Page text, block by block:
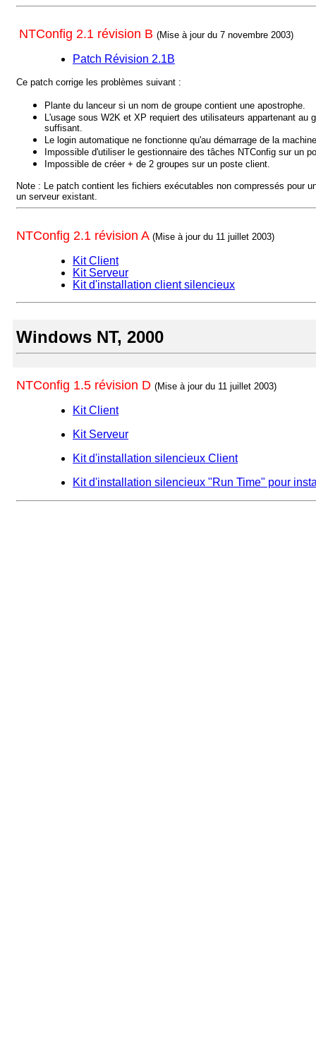
NTConfig 2.1 révision B (Mise à jour du 7 novembre 2003)
Patch Révision 2.1B
Ce patch corrige les problèmes suivant :
Plante du lanceur si un nom de groupe contient une apostrophe.
L'usage sous W2K et XP requiert des utilisateurs appartenant
suffisant.
Le login automatique ne fonctionne qu'au démarrage de la
Impossible d'utiliser le gestionnaire des tâches NTConfig sur un
Impossible de créer + de 2 groupes sur un poste client.
Note : Le patch contient les fichiers exécutables non compressés pour
un serveur existant.
NTConfig 2.1 révision A (Mise à jour du 11 juillet 2003)
Kit Client
Kit Serveur
Kit d'installation client silencieux
Windows NT, 2000
NTConfig 1.5 révision D (Mise à jour du 11 juillet 2003)
Kit Client
Kit Serveur
Kit d'installation silencieux Client
Kit d'installation silencieux "Run Time" pour